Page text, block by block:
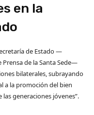
en la
de Estado —
de la Santa Sede—
bilaterales, subrayando
a la promoción del bien
generaciones jóvenes”.